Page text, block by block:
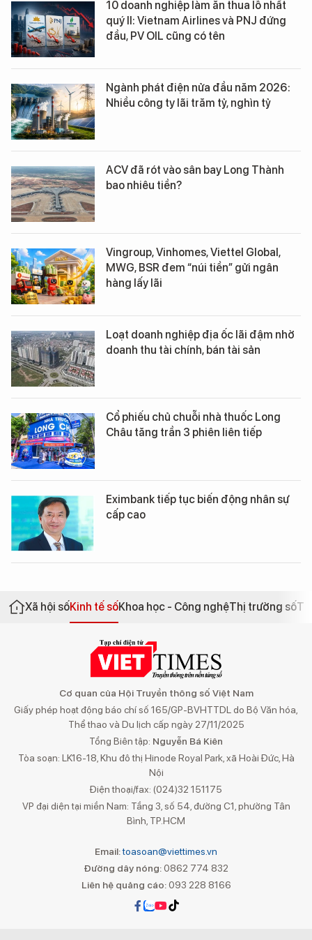
10 doanh nghiệp làm ăn thua lỗ nhất
quý II: Vietnam Airlines và PNJ đứng
đầu, PV OIL cũng có tên
Ngành phát điện nửa đầu năm 2026:
Nhiều công ty lãi trăm tỷ, nghìn tỷ
ACV đã rót vào sân bay Long Thành
bao nhiêu tiền?
Vingroup, Vinhomes, Viettel Global,
MWG, BSR đem “núi tiền” gửi ngân
hàng lấy lãi
Loạt doanh nghiệp địa ốc lãi đậm nhờ
doanh thu tài chính, bán tài sản
Cổ phiếu chủ chuỗi nhà thuốc Long
Châu tăng trần 3 phiên liên tiếp
Eximbank tiếp tục biến động nhân sự
cấp cao
Xã hội sốKinh tế sốKhoa học - Công nghệThị trường số
Cơ quan của Hội Truyền thông số Việt Nam
Giấy phép hoạt động báo chí số 165/GP-BVHTTDL do Bộ Văn hóa,
Thể thao và Du lịch cấp ngày 27/11/2025
Tổng Biên tập: Nguyễn Bá Kiên
Tòa soạn: LK16-18, Khu đô thị Hinode Royal Park, xã Hoài Đức, Hà
Nội
Điện thoại/fax: (024)32 151175
VP đại diện tại miền Nam: Tầng 3, số 54, đường C1, phường Tân
Bình, TP.HCM
Email:toasoan@viettimes.vn
Đường dây nóng: 0862 774 832
Liên hệ quảng cáo:093 228 8166